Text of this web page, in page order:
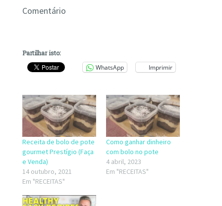
Comentário
Partilhar isto:
WhatsApp Imprimir
Receita de bolo de pote
gourmet Prestígio (Faça
e Venda)
14 outubro, 2021
Em "RECEITAS"
Como ganhar dinheiro
com bolo no pote
4 abril, 2023
Em "RECEITAS"